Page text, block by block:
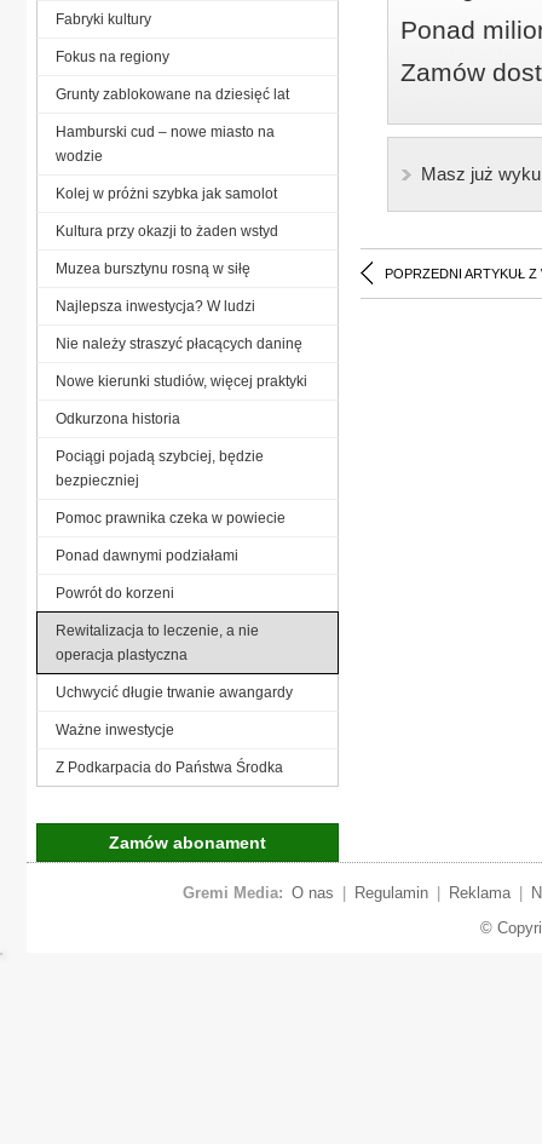
Ponad
Zamów
Masz już
POPRZEDNI ARTYKUŁ Z
Fabryki kultury
Fokus na regiony
Grunty zablokowane na dziesięć lat
Hamburski cud – nowe miasto na
wodzie
Kolej w próżni szybka jak samolot
Kultura przy okazji to żaden wstyd
Muzea bursztynu rosną w siłę
Najlepsza inwestycja? W ludzi
Nie należy straszyć płacących daninę
Nowe kierunki studiów, więcej praktyki
Odkurzona historia
Pociągi pojadą szybciej, będzie
bezpieczniej
Pomoc prawnika czeka w powiecie
Ponad dawnymi podziałami
Powrót do korzeni
Rewitalizacja to leczenie, a nie
operacja plastyczna
Uchwycić długie trwanie awangardy
Ważne inwestycje
Z Podkarpacia do Państwa Środka
Zamów abonament
Gremi Media: O nas Regulamin Reklama
©